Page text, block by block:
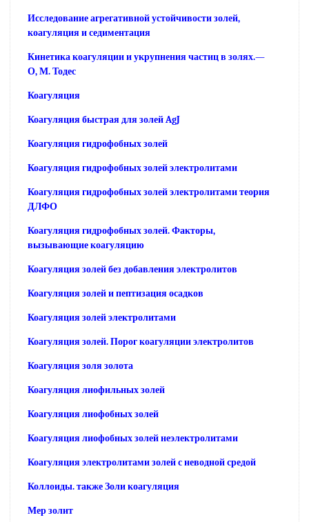
Исследование агрегативной устойчивости золей,
коагуляция и седиментация
Кинетика коагуляции и укрупнения частиц в золях.—
О, М. Тодес
Коагуляция
Коагуляция быстрая для золей AgJ
Коагуляция гидрофобных золей
Коагуляция гидрофобных золей электролитами
Коагуляция гидрофобных золей электролитами теория
ДЛФО
Коагуляция гидрофобных золей. Факторы,
вызывающие коагуляцию
Коагуляция золей без добавления электролитов
Коагуляция золей и пептизация осадков
Коагуляция золей электролитами
Коагуляция золей. Порог коагуляции электролитов
Коагуляция золя золота
Коагуляция лиофильных золей
Коагуляция лиофобных золей
Коагуляция лиофобных золей неэлектролитами
Коагуляция электролитами золей с неводной средой
Коллоиды. также Золи коагуляция
Мер золит